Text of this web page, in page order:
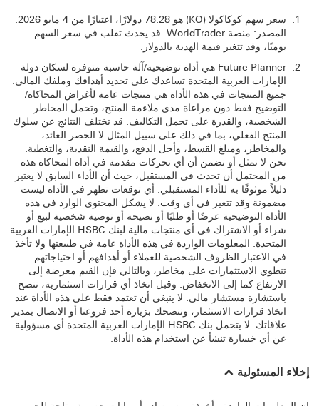
سعر سهم كوكاكولا (KO) هو 78.28 دولارًا، اعتبارًا من 4 مايو 2026.
المصدر: منصة WorldTrader. قد يحدث تقلب في سعر السهم
يوميًا، وقد تتغير قيمة الهدية بالدولار.
Future Planner هي أداة توضيحية/آلة حاسبة متوفرة لسكان دولة
الإمارات العربية المتحدة تساعدك على تحديد أهدافك وملفك المالي.
جميع المنتجات في هذه الأداة هي منتجات عامة لأغراض المحاكاة/
التوضيح فقط دون مراعاة مدى ملاءمة المنتج، وتحمل المخاطر
الشخصية، والقدرة على تحمل التكاليف. قد تختلف النتائج عن سلوك
المنتج الفعلي، بما في ذلك على سبيل المثال لا الحصر العائد،
والمخاطر، ومبلغ القسط، وأجل الدفع، والقيمة النقدية، والتغطية.
نحن لا نمثل أو نضمن أن أي تحركات مقدمة في أداة المحاكاة هذه
من المحتمل أن تحدث في المستقبل، حيث أن الأداء السابق لا يعتبر
دليلاً موثوقًا به للأداء المستقبلي. أي توقعات تظهر في الأداة ليست
مضمونة وقد تتغير في أي وقت. لا يشكل المحتوى الوارد في هذه
الأداة التوضيحية عرضًا أو طلبًا أو نصيحة أو توصية شخصية لبيع أو
شراء أو الاشتراك في أي منتجات مالية لبنك HSBC الإمارات العربية
المتحدة. المعلومات الواردة في هذه الأداة عامة في طبيعتها ولا تأخذ
في الاعتبار الظروف الشخصية للعملاء أو أهدافهم أو احتياجاتهم.
تنطوي الاستثمارات على مخاطر، وبالتالي فإن القيم معرضة إلى
الارتفاع كما إلى الانخفاض. وقبل اتخاذ أي قرارات استثمارية، ننصح
باستشارة مستشار مالي. لا ينبغي أن تعتمد فقط على هذه الأداة عند
اتخاذ قرارات الاستثمار، وننصحك بزيارة أحد فروعنا أو الاتصال بمدير
علاقاتك. لا يتحمل بنك HSBC الإمارات العربية المتحدة أي مسؤولية
عن أي خسارة تنشأ عن استخدام هذه الأداة.
إخلاء المسئولية